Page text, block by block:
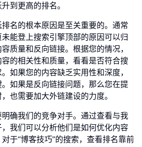
到更高的排名。
名的根本原因是至关重要的。通常
能登上搜索引擎顶部的原因可以归
质量和反向链接。根据您的情况，
的相关性和质量，看看是否符合搜
如果您的内容缺乏实用性和深度，
如果是反向链接问题，那么您在提
也需要加大外链建设的力度。
确我们的竞争对手。通过查看与我
我们可以分析他们是如何优化内容
于“博客技巧”的搜索，查看排名靠前